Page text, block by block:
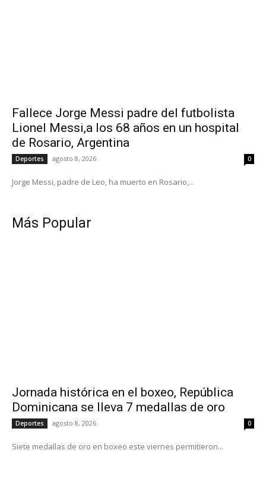
Fallece Jorge Messi padre del futbolista
Lionel Messi,a los 68 años en un hospital
de Rosario, Argentina
Deportes agosto 8, 2026 0
Jorge Messi, padre de Leo, ha muerto en Rosario,...
Más Popular
Jornada histórica en el boxeo, República
Dominicana se lleva 7 medallas de oro
Deportes agosto 8, 2026 0
Siete medallas de oro en boxeo este viernes permitieron...